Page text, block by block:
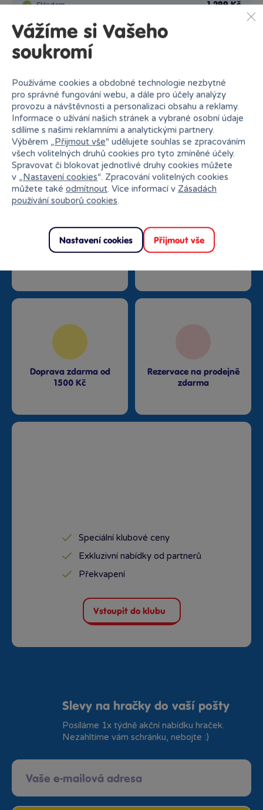
Skladem
1 299 Kč
Rezervovat
Proč nakupovat v Bambuli?
Nejširší sortiment na
27 kamenných prodejen
Doprava zdarma od
1500 Kč
Rezervace na prodejně
zdarma
Speciální klubové ceny
Exkluzivní nabídky od partnerů
Překvapení
Vstoupit do klubu
Slevy na hračky do vaší pošty
Posíláme 1x týdně akční nabídku hraček.
Nezahltíme vám schránku, nebojte :)
Vážíme si Vašeho
soukromí
Používáme cookies a obdobné technologie nezbytné
pro správné fungování webu, a dále pro účely analýzy
provozu a návštěvnosti a personalizaci obsahu a reklamy.
Informace o užívání našich stránek a vybrané osobní údaje
sdílíme s našimi reklamními a analytickými partnery.
Výběrem „Přijmout vše“ udělujete souhlas se zpracováním
všech volitelných druhů cookies pro tyto zmíněné účely.
Spravovat či blokovat jednotlivé druhy cookies můžete
v „Nastavení cookies“. Zpracování volitelných cookies
můžete také odmítnout. Více informací v Zásadách
používání souborů cookies.
Nastavení cookies Přijmout vše